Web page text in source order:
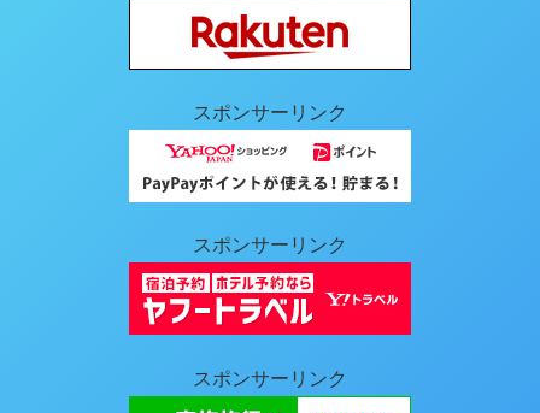
スポンサーリンク
スポンサーリンク
スポンサーリンク